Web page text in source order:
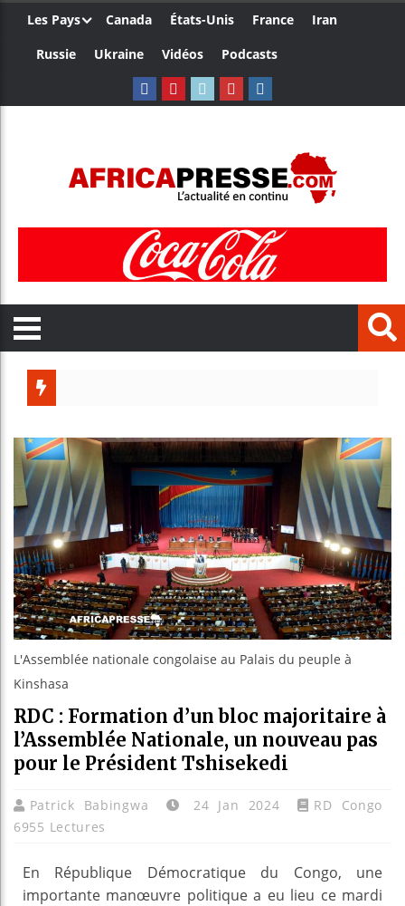
Les Pays Canada États-Unis France
Iran
Russie
Ukraine Vidéos Podcasts
Bénin :
Aliko
L'Assemblée nationale congolaise au Palais du peuple à
Kinshasa
RDC : Formation d’un bloc majoritaire à
l’Assemblée Nationale, un nouveau pas
pour le Président Tshisekedi
Patrick Babingwa 24 Jan 2024
RD Congo
6955 Lectures
En République Démocratique du Congo, une
importante manœuvre politique a eu lieu ce mardi